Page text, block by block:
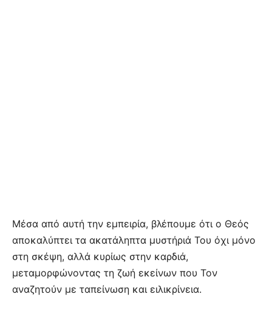
Μέσα από αυτή την εμπειρία, βλέπουμε ότι ο Θεός
αποκαλύπτει τα ακατάληπτα μυστήριά Του όχι μόνο
στη σκέψη, αλλά κυρίως στην καρδιά,
μεταμορφώνοντας τη ζωή εκείνων που Τον
αναζητούν με ταπείνωση και ειλικρίνεια.